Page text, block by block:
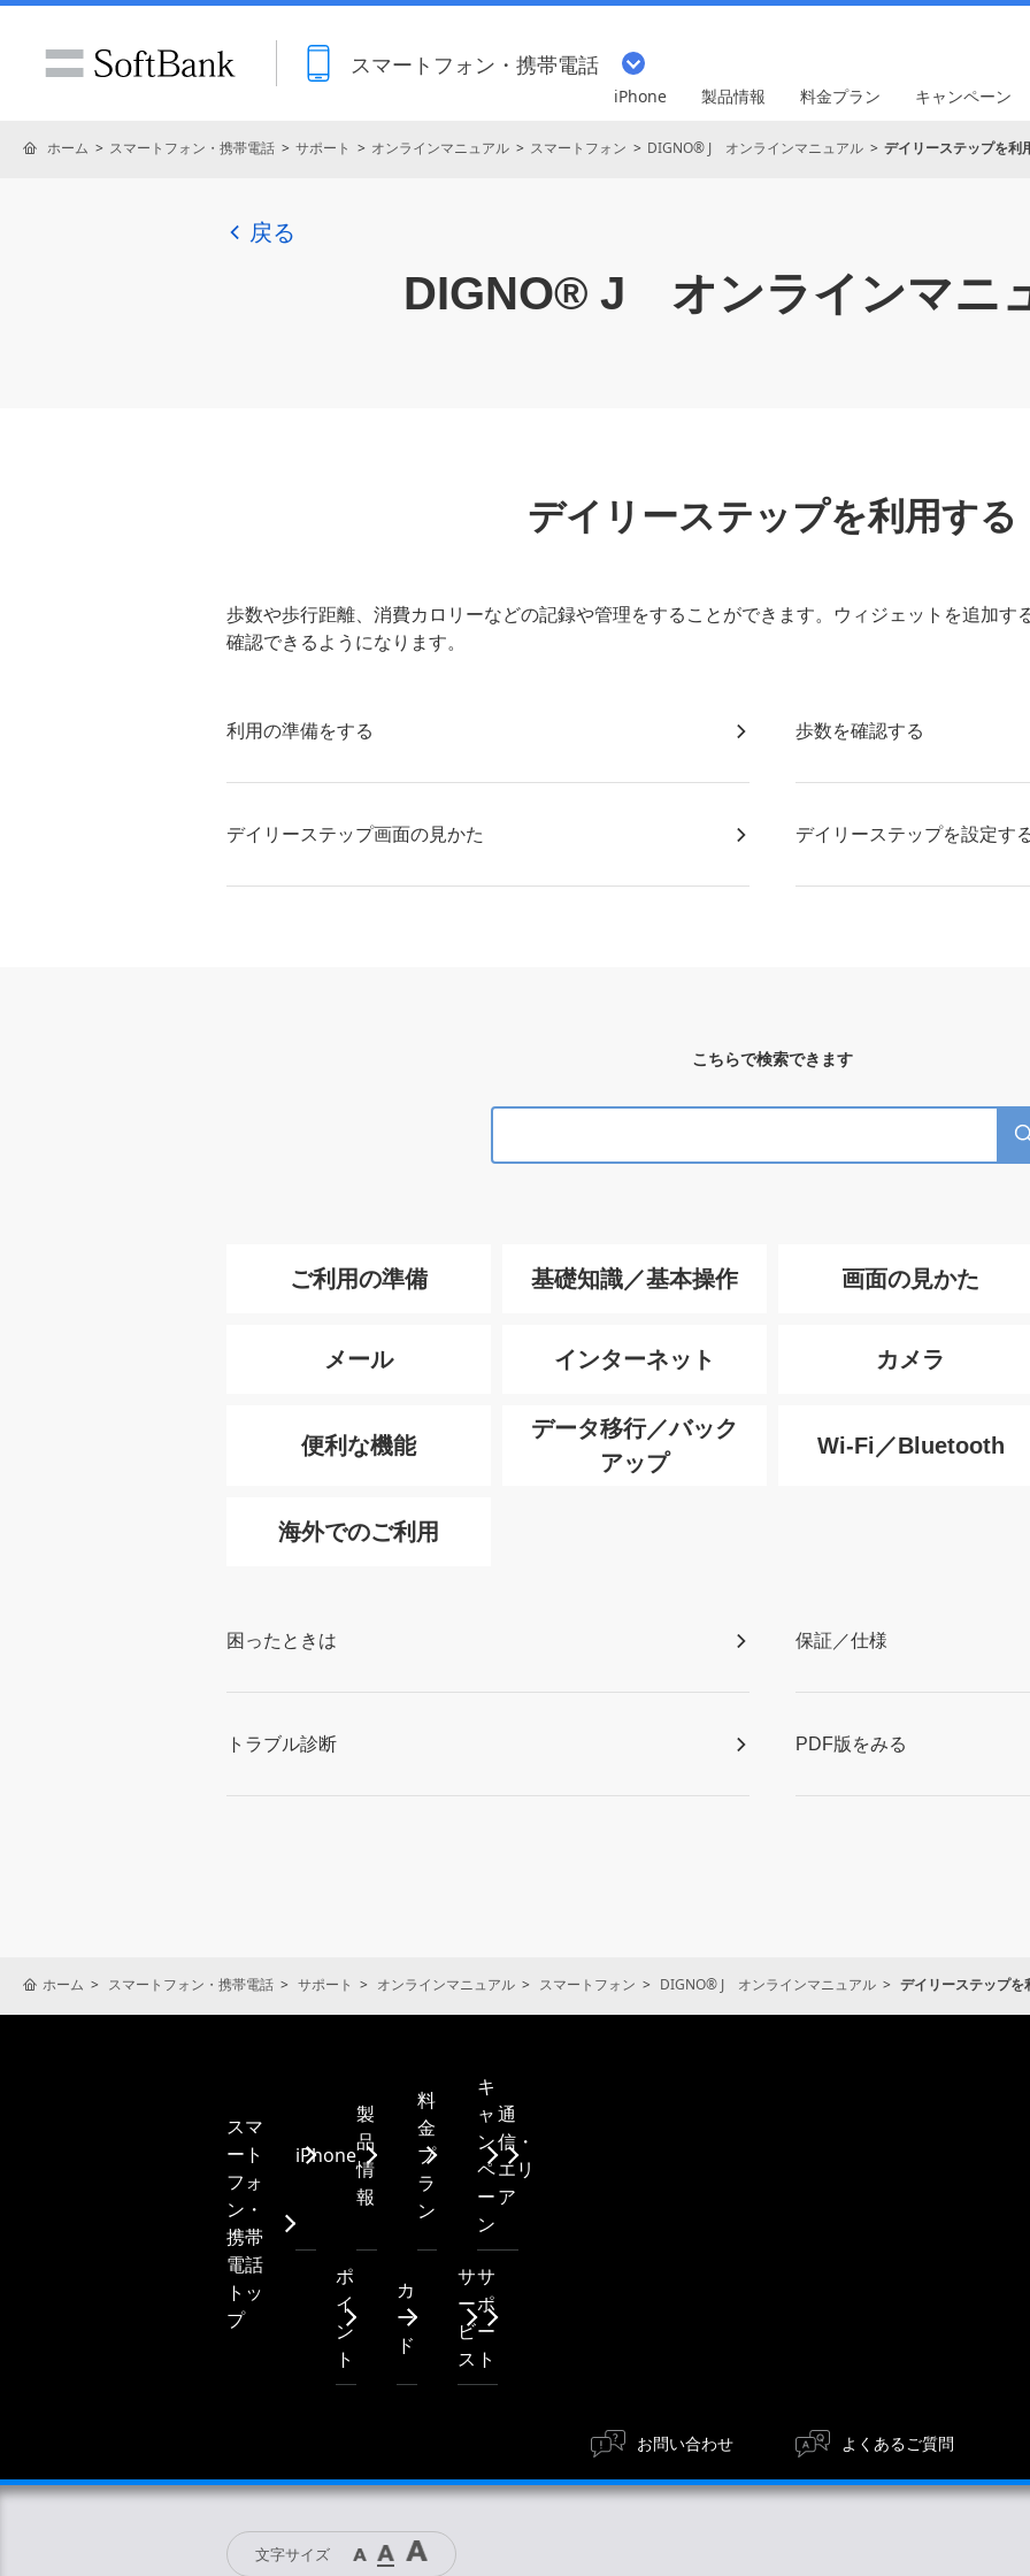
スマートフォン・携帯電話
iPhone 製品情報 料金プラン キャンペーン
ホーム スマートフォン・携帯電話 サポート オンラインマニュアル スマートフォン DIGNO® J オンラインマニュアル デイリーステップを利
戻る
DIGNO® J オンラインマニ
デイリーステップを利用する
歩数や歩行距離、消費カロリーなどの記録や管理をすることができます。ウィジェットを追加す
確認できるようになります。
利用の準備をする 歩数を確認する
デイリーステップ画面の見かた デイリーステップを設定す
こちらで検索できます
ご利用の準備 基礎知識／基本操作 画面の見かた
メール インターネット カメラ
便利な機能
データ移行／バック
アップ
Wi-Fi／Bluetooth
海外でのご利用
困ったときは 保証／仕様
トラブル診断 PDF版をみる
ホーム スマートフォン・携帯電話 サポート オンラインマニュアル スマートフォン DIGNO® J オンラインマニュアル デイリーステップを
スマ
ート
フォ
ン・
携帯
電話
トッ
プ
iPhone
製
品
情
報
料
金
プ
ラ
ン
キ
ャ
ン
ペ
ー
ン
通
信・
エリ
ア
ポ
イ
ン
ト
カ
ー
ド
サ
ー
ビ
ス
サ
ポ
ー
ト
お問い合わせ よくあるご質問
文字サイズ